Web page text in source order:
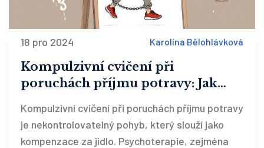
18 pro 2024 Karolína Bělohlávková
Kompulzivní cvičení při
poruchách příjmu potravy: Jak
nekontrolovatelný pohyb
Kompulzivní cvičení při poruchách příjmu potravy
je nekontrolovatelný pohyb, který slouží jako
kompenzace za jídlo. Psychoterapie, zejména